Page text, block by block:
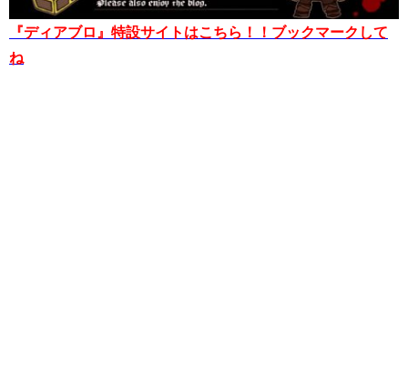
『ディアブロ』特設サイトはこちら！！ブックマークして
ね